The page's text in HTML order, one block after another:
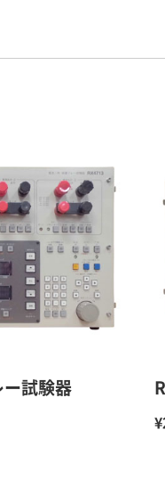
0％）
ー試験器